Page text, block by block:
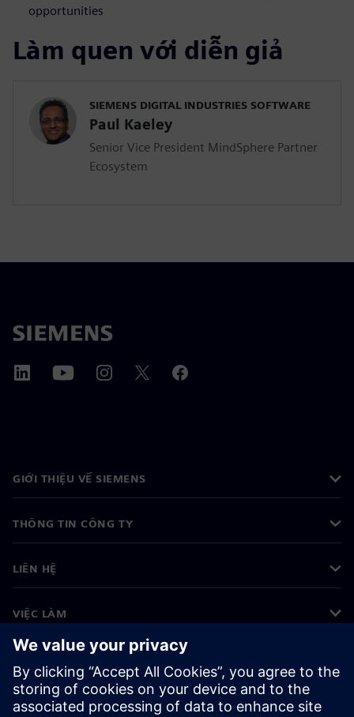
opportunities
Làm quen với diễn giả
SIEMENS DIGITAL INDUSTRIES SOFTWARE
Paul Kaeley
Senior Vice President MindSphere Partner
Ecosystem
GIỚI THIỆU VỀ SIEMENS
THÔNG TIN CÔNG TY
LIÊN HỆ
VIỆC LÀM
©Siemens 2026